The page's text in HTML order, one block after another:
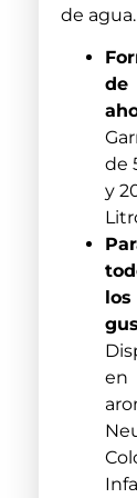
de agua.
de
de
y
los
en